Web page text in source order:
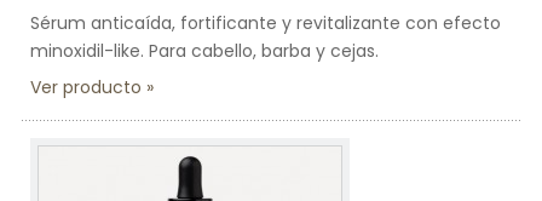
Sérum anticaída, fortificante y revitalizante con efecto
minoxidil-like. Para cabello, barba y cejas.
Ver producto